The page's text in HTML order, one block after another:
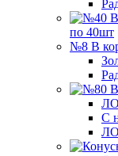
по 40шт
№8 В
С